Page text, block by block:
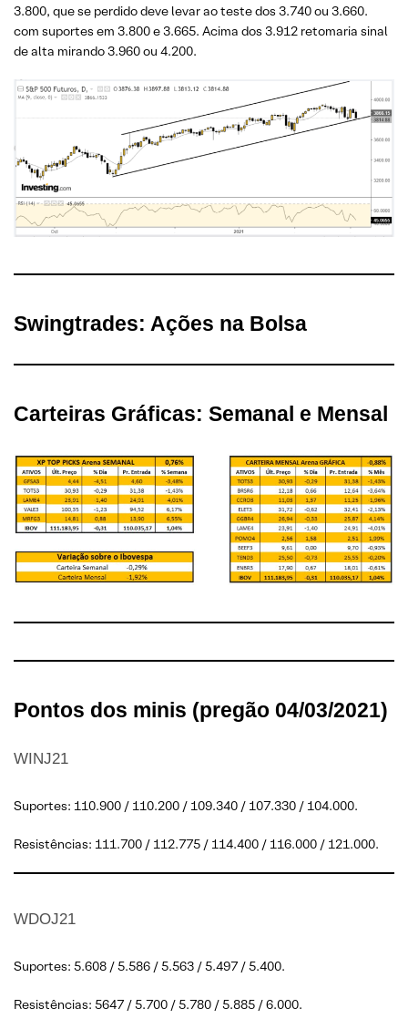
3.800, que se perdido deve levar ao teste dos 3.740 ou 3.660.
com suportes em 3.800 e 3.665. Acima dos 3.912 retomaria sinal
de alta mirando 3.960 ou 4.200.
Swingtrades: Ações na Bolsa
Carteiras Gráficas: Semanal e Mensal
Pontos dos minis (pregão 04/03/2021)
WINJ21
Suportes: 110.900 / 110.200 / 109.340 / 107.330 / 104.000.
Resistências: 111.700 / 112.775 / 114.400 / 116.000 / 121.000.
WDOJ21
Suportes: 5.608 / 5.586 / 5.563 / 5.497 / 5.400.
Resistências: 5647 / 5.700 / 5.780 / 5.885 / 6.000.